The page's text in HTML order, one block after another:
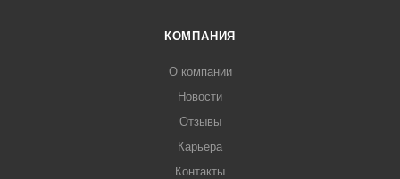
КОМПАНИЯ
О компании
Новости
Отзывы
Карьера
Контакты